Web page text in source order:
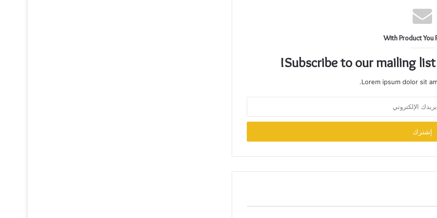
With Product You
Subscribe to our mailing
Lorem ipsum dolor sit